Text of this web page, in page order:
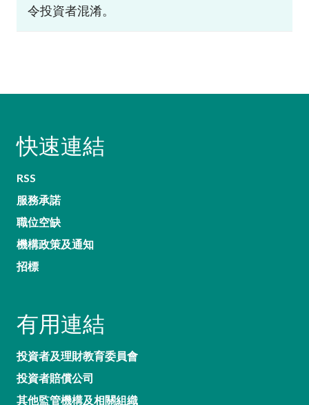
令投資者混淆。
快速連結
RSS
服務承諾
職位空缺
機構政策及通知
招標
有用連結
投資者及理財教育委員會
投資者賠償公司
其他監管機構及相關組織